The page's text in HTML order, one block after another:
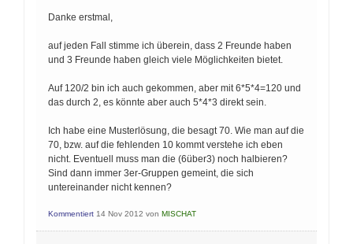
Danke erstmal,
auf jeden Fall stimme ich überein, dass 2 Freunde haben
und 3 Freunde haben gleich viele Möglichkeiten bietet.
Auf 120/2 bin ich auch gekommen, aber mit 6*5*4=120 und
das durch 2, es könnte aber auch 5*4*3 direkt sein.
Ich habe eine Musterlösung, die besagt 70. Wie man auf die
70, bzw. auf die fehlenden 10 kommt verstehe ich eben
nicht. Eventuell muss man die (6über3) noch halbieren?
Sind dann immer 3er-Gruppen gemeint, die sich
untereinander nicht kennen?
Kommentiert 14 Nov 2012 von MISCHAT